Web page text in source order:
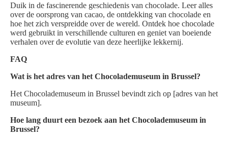
Duik in de fascinerende geschiedenis van chocolade. Leer alles
over de oorsprong van cacao, de ontdekking van chocolade en
hoe het zich verspreidde over de wereld. Ontdek hoe chocolade
werd gebruikt in verschillende culturen en geniet van boeiende
verhalen over de evolutie van deze heerlijke lekkernij.
FAQ
Wat is het adres van het Chocolademuseum in Brussel?
Het Chocolademuseum in Brussel bevindt zich op [adres van het
museum].
Hoe lang duurt een bezoek aan het Chocolademuseum in
Brussel?